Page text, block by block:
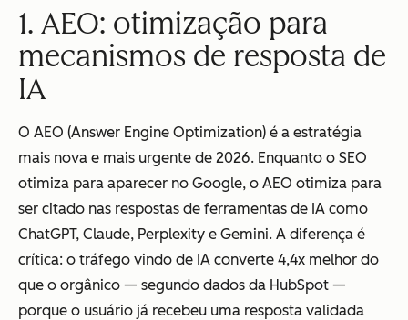
1. AEO: otimização para
mecanismos de resposta de
IA
O AEO (Answer Engine Optimization) é a estratégia
mais nova e mais urgente de 2026. Enquanto o SEO
otimiza para aparecer no Google, o AEO otimiza para
ser citado nas respostas de ferramentas de IA como
ChatGPT, Claude, Perplexity e Gemini. A diferença é
crítica: o tráfego vindo de IA converte 4,4x melhor do
que o orgânico — segundo dados da HubSpot —
porque o usuário já recebeu uma resposta validada